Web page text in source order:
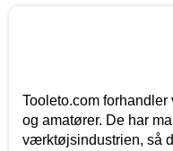
Tooleto.com
og amatører. De har
værktøjsindustrien, så